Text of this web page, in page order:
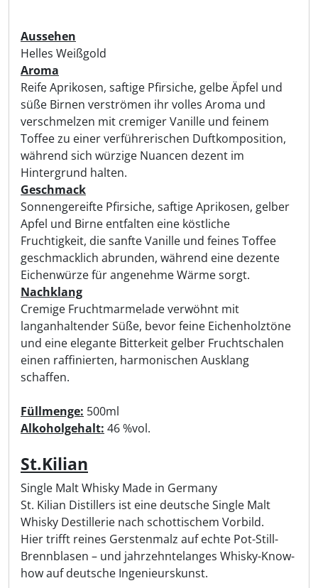
Aussehen
Helles Weißgold
Aroma
Reife Aprikosen, saftige Pfirsiche, gelbe Äpfel und
süße Birnen verströmen ihr volles Aroma und
verschmelzen mit cremiger Vanille und feinem
Toffee zu einer verführerischen Duftkomposition,
während sich würzige Nuancen dezent im
Hintergrund halten.
Geschmack
Sonnengereifte Pfirsiche, saftige Aprikosen, gelber
Apfel und Birne entfalten eine köstliche
Fruchtigkeit, die sanfte Vanille und feines Toffee
geschmacklich abrunden, während eine dezente
Eichenwürze für angenehme Wärme sorgt.
Nachklang
Cremige Fruchtmarmelade verwöhnt mit
langanhaltender Süße, bevor feine Eichenholztöne
und eine elegante Bitterkeit gelber Fruchtschalen
einen raffinierten, harmonischen Ausklang
schaffen.
Füllmenge: 500ml
Alkoholgehalt: 46 %vol.
St.Kilian
Single Malt Whisky Made in Germany
St. Kilian Distillers ist eine deutsche Single Malt
Whisky Destillerie nach schottischem Vorbild.
Hier trifft reines Gerstenmalz auf echte Pot-Still-
Brennblasen – und jahrzehntelanges Whisky-Know-
how auf deutsche Ingenieurskunst.